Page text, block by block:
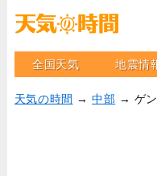
全国天気 地震情
天気の時間 →中部 → ゲ